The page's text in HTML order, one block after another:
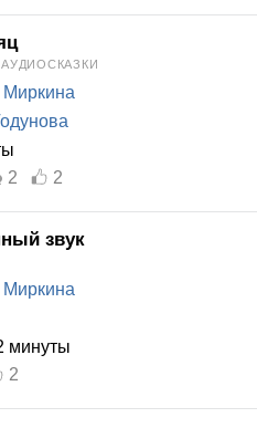
2 2
звук
минуты
2